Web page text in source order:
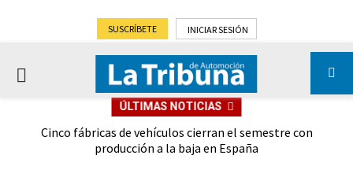
SUSCRÍBETE INICIAR SESIÓN
PRIMARY
ÚLTIMAS NOTICIAS
Cinco fábricas de vehículos cierran el semestre con
producción a la baja en España